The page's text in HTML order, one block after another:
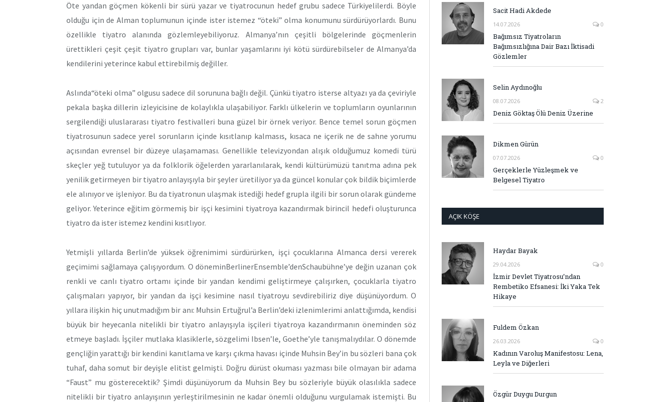
Öte yandan göçmen kökenli bir sürü yazar ve tiyatrocunun hedef grubu sadece Türkiyelilerdi. Böyle
olduğu için de Alman toplumunun içinde ister istemez “öteki” olma konumunu sürdürüyorlardı. Bunu
özellikle tiyatro alanında gözlemleyebiliyoruz. Almanya’nın çeşitli bölgelerinde göçmenlerin
ürettikleri çeşit çeşit tiyatro grupları var, bunlar yaşamlarını iyi kötü sürdürebilseler de Almanya’da
kendilerini yeterince kabul ettirebilmiş değiller.
Aslında“öteki olma” olgusu sadece dil sorununa bağlı değil. Çünkü tiyatro isterse altyazı ya da çeviriyle
pekala başka dillerin izleyicisine de kolaylıkla ulaşabiliyor. Farklı ülkelerin ve toplumların oyunlarının
sergilendiği uluslararası tiyatro festivalleri buna güzel bir örnek veriyor. Bence temel sorun göçmen
tiyatrosunun sadece yerel sorunların içinde kısıtlanıp kalmasıs, kısaca ne içerik ne de sahne yorumu
açısından evrensel bir düzeye ulaşamaması. Genellikle televizyondan alışık olduğumuz komedi türü
skeçler yeğ tutuluyor ya da folklorik öğelerden yararlanılarak, kendi kültürümüzü tanıtma adına pek
yenilik getirmeyen bir tiyatro anlayışıyla bir şeyler üretiliyor ya da güncel konular çok bildik biçimlerde
ele alınıyor ve işleniyor. Bu da tiyatronun ulaşmak istediği hedef grupla ilgili bir sorun olarak gündeme
geliyor. Yeterince eğitim görmemiş bir işçi kesimini tiyatroya kazandırmak birincil hedefi oluşturunca
tiyatro da ister istemez kendini kısıtlıyor.
Yetmişli yıllarda Berlin’de yüksek öğrenimimi sürdürürken, işçi çocuklarına Almanca dersi vererek
geçimimi sağlamaya çalışıyordum. O döneminBerlinerEnsemble’denSchaubühne’ye değin uzanan çok
renkli ve canlı tiyatro ortamı içinde bir yandan kendimi geliştirmeye çalışırken, çocuklarla tiyatro
çalışmaları yapıyor, bir yandan da işçi kesimine nasıl tiyatroyu sevdirebiliriz diye düşünüyordum. O
yıllara ilişkin hiç unutmadığım bir anı: Muhsin Ertuğrul’a Berlin’deki izlenimlerimi anlattığımda, kendisi
büyük bir heyecanla nitelikli bir tiyatro anlayışıyla işçileri tiyatroya kazandırmanın öneminden söz
etmeye başladı. İşçiler mutlaka klasiklerle, sözgelimi Ibsen’le, Goethe’yle tanışmalıydılar. O dönemde
gençliğin yarattığı bir kendini kanıtlama ve karşı çıkma havası içinde Muhsin Bey’in bu sözleri bana çok
tuhaf, daha somut bir deyişle elitist gelmişti. Doğru dürüst okuması yazması bile olmayan bir adama
“Faust” mu gösterecektik? Şimdi düşünüyorum da Muhsin Bey bu sözleriyle büyük olasılıkla sadece
nitelikli bir tiyatro anlayışının yerleştirilmesinin ne kadar önemli olduğunu vurgulamak istemişti. Bu
Sacit Hadi Akdede
14.07.2026 0
Bağımsız Tiyatroların
Bağımsızlığına Dair Bazı İktisadi
Gözlemler
Selin Aydınoğlu
08.07.2026 2
Deniz Göktaş Ölü Deniz Üzerine
Dikmen Gürün
07.07.2026 0
Gerçeklerle Yüzleşmek ve
Belgesel Tiyatro
AÇIK KÖŞE
Haydar Bayak
29.04.2026 0
İzmir Devlet Tiyatrosu’ndan
Rembetiko Efsanesi: İki Yaka Tek
Hikaye
Fuldem Özkan
26.03.2026 0
Kadının Varoluş Manifestosu: Lena,
Leyla ve Diğerleri
Özgür Duygu Durgun